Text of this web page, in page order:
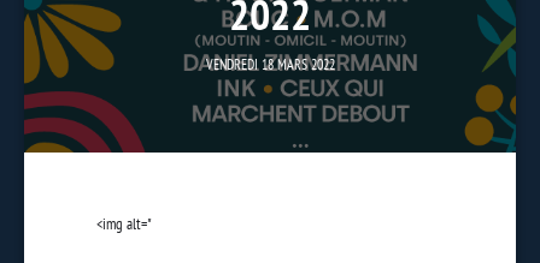
2022
VENDREDI 18 MARS 2022
<img alt="